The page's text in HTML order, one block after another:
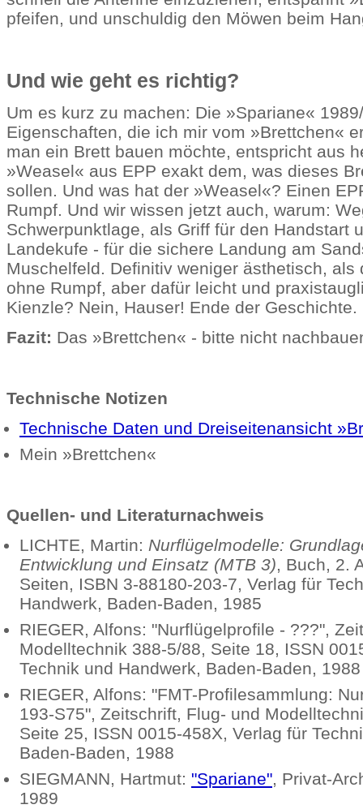
pfeifen, und unschuldig den Möwen beim
Und wie geht es richtig?
Um es kurz zu machen: Die »Spariane«
Eigenschaften, die ich mir vom »Brettchen«
man ein Brett bauen möchte, entspricht aus
»Weasel« aus EPP exakt dem, was dieses
sollen. Und was hat der »Weasel«? Einen
Rumpf. Und wir wissen jetzt auch, warum:
Schwerpunktlage, als Griff für den Handstart
Landekufe - für die sichere Landung am
Muschelfeld. Definitiv weniger ästhetisch, als
ohne Rumpf, aber dafür leicht und
Kienzle? Nein, Hauser! Ende der Geschichte.
Fazit: Das »Brettchen« - bitte nicht
Technische Notizen
Technische Daten und Dreiseitenansicht
Mein »Brettchen«
Quellen- und Literaturnachweis
LICHTE, Martin: Nurflügelmodelle:
Entwicklung und Einsatz (MTB 3), Buch, 2.
Seiten, ISBN 3-88180-203-7, Verlag für
Handwerk, Baden-Baden, 1985
RIEGER, Alfons: "Nurflügelprofile - ???",
Modelltechnik 388-5/88, Seite 18, ISSN
Technik und Handwerk, Baden-Baden, 1988
RIEGER, Alfons: "FMT-Profilesammlung:
193-S75", Zeitschrift, Flug- und
Seite 25, ISSN 0015-458X, Verlag für
Baden-Baden, 1988
SIEGMANN, Hartmut: "Spariane", Privat-
1989